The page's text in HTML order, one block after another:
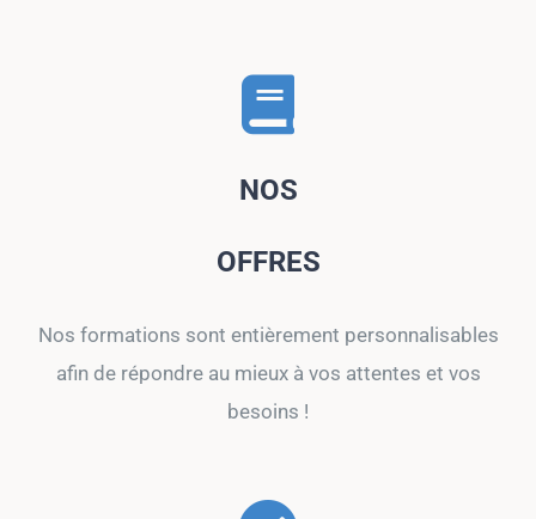
NOS
OFFRES
Nos formations sont entièrement personnalisables
afin de répondre au mieux à vos attentes et vos
besoins !